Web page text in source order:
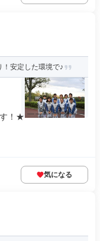
安定した環境で♪
！★ ￣￣￣￣￣￣￣
気になる